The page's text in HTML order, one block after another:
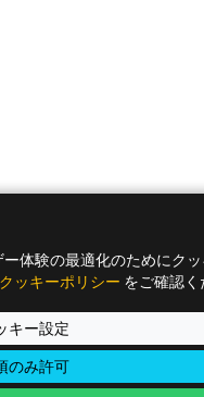
体験の最適化のためにク
クッキーポリシー をご確認
キー設定
のみ許可